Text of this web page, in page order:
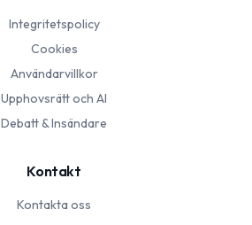
Integritetspolicy
Cookies
Användarvillkor
Upphovsrätt och AI
Debatt & Insändare
Kontakt
Kontakta oss